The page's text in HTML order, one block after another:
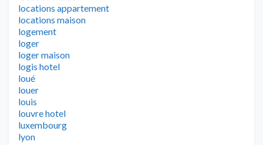
locations appartement
locations maison
logement
loger
loger maison
logis hotel
loué
louer
louis
louvre hotel
luxembourg
lyon